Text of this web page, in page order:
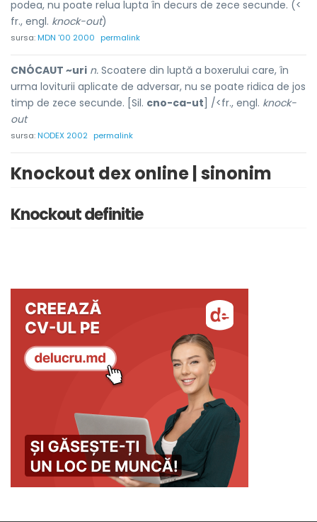
podea, nu poate relua lupta în decurs de zece secunde. (<
fr., engl. knock-out)
sursa:MDN '00 2000 permalink
CNÓCAUT ~uri n. Scoatere din luptă a boxerului care, în
urma loviturii aplicate de adversar, nu se poate ridica de jos
timp de zece secunde. [Sil. cno-ca-ut ] /<fr., engl. knock-
out
sursa:NODEX 2002 permalink
Knockout dex online | sinonim
Knockout definitie